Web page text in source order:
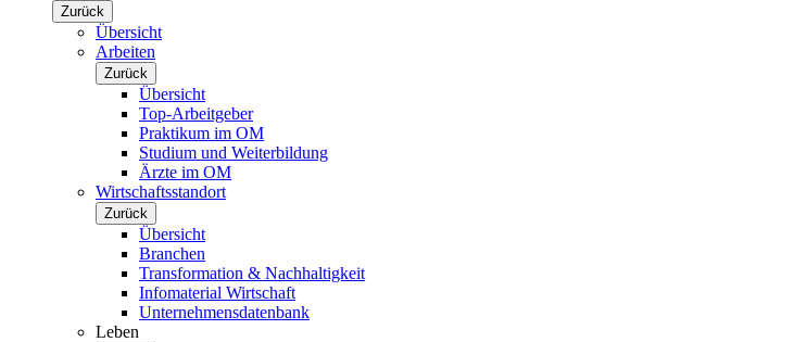
Zurück
Übersicht
Arbeiten
Zurück
Übersicht
Top-Arbeitgeber
Praktikum im OM
Studium und Weiterbildung
Ärzte im OM
Wirtschaftsstandort
Zurück
Übersicht
Branchen
Transformation & Nachhaltigkeit
Infomaterial Wirtschaft
Unternehmensdatenbank
Leben